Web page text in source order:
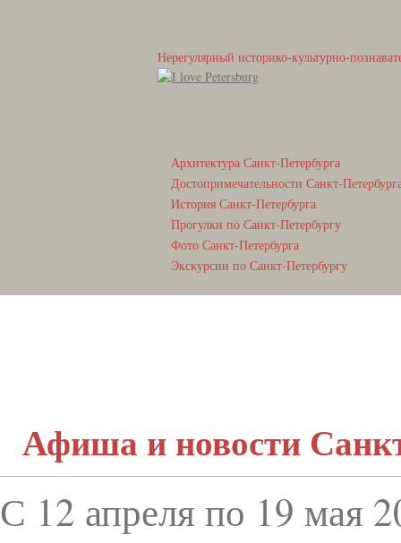
Нерегулярный историко-культурно-
Архитектура Санкт-Петербурга
Достопримечательности Санкт-
История Санкт-Петербурга
Прогулки по Санкт-Петербургу
Фото Санкт-Петербурга
Экскурсии по Санкт-Петербургу
Афиша и новости
С 12 апреля по 19 мая